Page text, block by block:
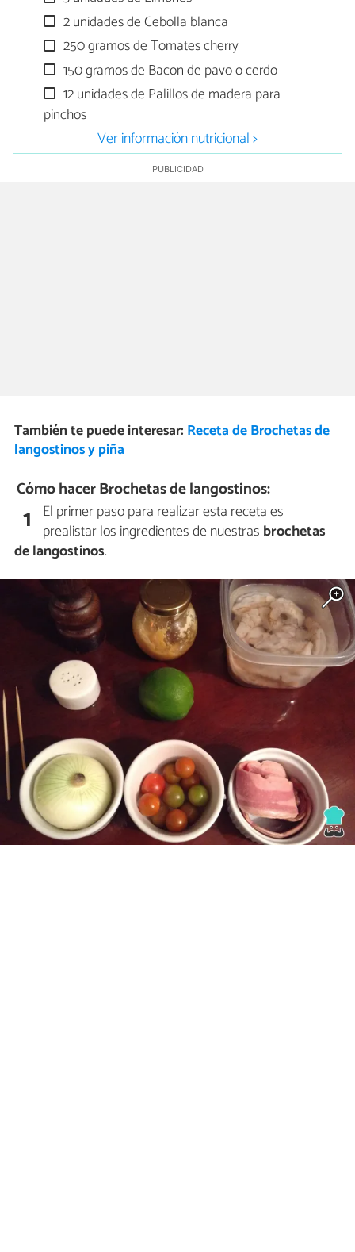
2 unidades de Cebolla blanca
250 gramos de Tomates cherry
150 gramos de Bacon de pavo o cerdo
12 unidades de Palillos de madera para
pinchos
Ver información nutricional >
También te puede interesar: Receta de Brochetas de
langostinos y piña
Cómo hacer Brochetas de langostinos:
1 El primer paso para realizar esta receta es
prealistar los ingredientes de nuestras brochetas
de langostinos.